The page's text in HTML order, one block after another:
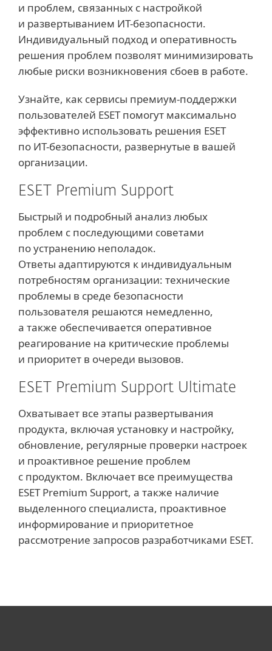
и проблем, связанных с настройкой
и развертыванием ИТ-безопасности.
Индивидуальный подход и оперативность
решения проблем позволят минимизировать
любые риски возникновения сбоев в работе.
Узнайте, как сервисы премиум-поддержки
пользователей ESET помогут максимально
эффективно использовать решения ESET
по ИТ-безопасности, развернутые в вашей
организации.
ESET Premium Support
Быстрый и подробный анализ любых
проблем с последующими советами
по устранению неполадок.
Ответы адаптируются к индивидуальным
потребностям организации: технические
проблемы в среде безопасности
пользователя решаются немедленно,
а также обеспечивается оперативное
реагирование на критические проблемы
и приоритет в очереди вызовов.
ESET Premium Support Ultimate
Охватывает все этапы развертывания
продукта, включая установку и настройку,
обновление, регулярные проверки настроек
и проактивное решение проблем
с продуктом. Включает все преимущества
ESET Premium Support, а также наличие
выделенного специалиста, проактивное
информирование и приоритетное
рассмотрение запросов разработчиками ESET.